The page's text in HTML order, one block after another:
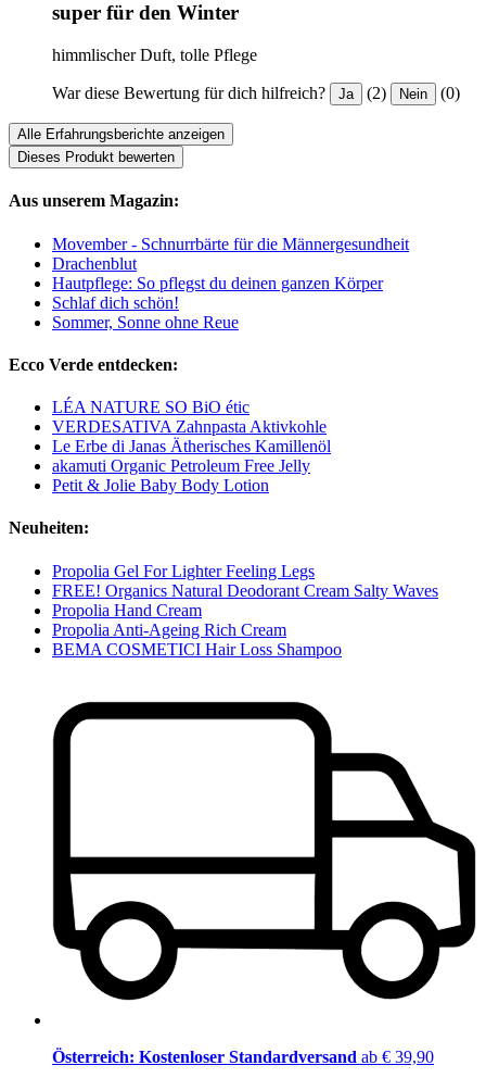
super für den Winter
himmlischer Duft, tolle Pflege
War diese Bewertung für dich hilfreich? Ja (2) Nein (0)
Alle Erfahrungsberichte anzeigen
Dieses Produkt bewerten
Aus unserem Magazin:
Movember - Schnurrbärte für die Männergesundheit
Drachenblut
Hautpflege: So pflegst du deinen ganzen Körper
Schlaf dich schön!
Sommer, Sonne ohne Reue
Ecco Verde entdecken:
LÉA NATURE SO BiO étic
VERDESATIVA Zahnpasta Aktivkohle
Le Erbe di Janas Ätherisches Kamillenöl
akamuti Organic Petroleum Free Jelly
Petit & Jolie Baby Body Lotion
Neuheiten:
Propolia Gel For Lighter Feeling Legs
FREE! Organics Natural Deodorant Cream Salty Waves
Propolia Hand Cream
Propolia Anti-Ageing Rich Cream
BEMA COSMETICI Hair Loss Shampoo
Österreich: Kostenloser Standardversand ab € 39,90